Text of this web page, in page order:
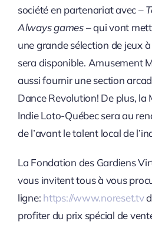
société en partenariat avec –
Always games– qui vont
une grande sélection de jeux
sera disponible. Amusement
aussi fournir une section
Dance Revolution! De plus, la
Indie Loto-Québec sera au
de l’avant le talent local de
La Fondation des Gardiens
vous invitent tous à vous
ligne: https://www.noreset.tv
profiter du prix spécial de